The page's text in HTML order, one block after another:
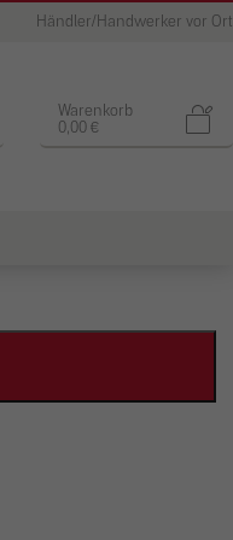
Händler/Handwerker vor Ort
Warenkorb
0,00 €